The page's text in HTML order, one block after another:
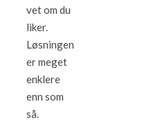
vet om du
liker.
Løsningen
er meget
enklere
enn som
så.